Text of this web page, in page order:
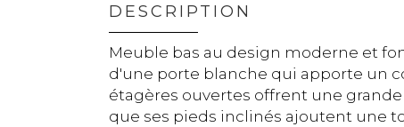
DESCRIPTION
Meuble bas au design moderne et
d'une porte blanche qui apporte un
étagères ouvertes offrent une
que ses pieds inclinés ajoutent une